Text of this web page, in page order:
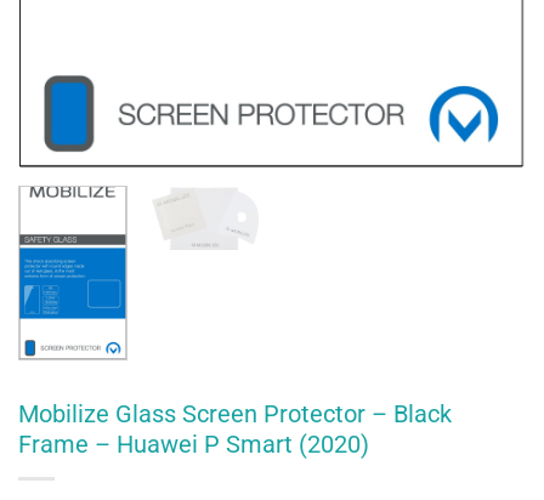
Mobilize Glass Screen Protector – Black
Frame – Huawei P Smart (2020)